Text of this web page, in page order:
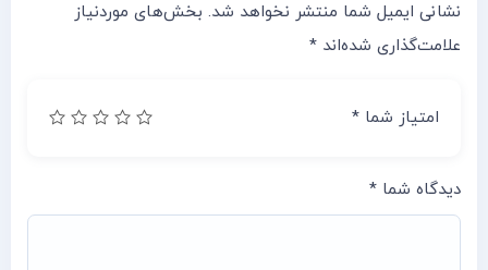
نشانی ایمیل شما منتشر نخواهد شد. بخش‌های موردنیاز
علامت‌گذاری شده‌اند *
امتیاز شما *
دیدگاه شما *